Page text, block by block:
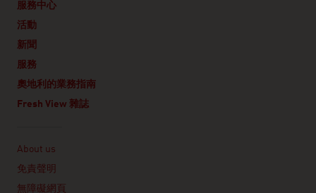
服務中心
活動
新聞
服務
奧地利的業務指南
Fresh View 雜誌
About us
免責聲明
無障礙網頁